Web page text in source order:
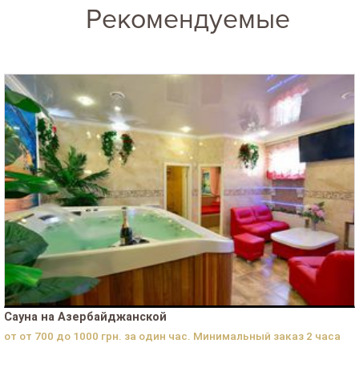
Рекомендуемые
Сауна на Азербайджанской
от от 700 до 1000 грн. за один час. Минимальный заказ 2 часа